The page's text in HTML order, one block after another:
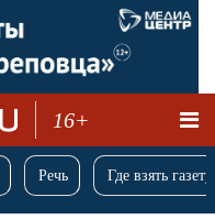
16+
Речь Где взять